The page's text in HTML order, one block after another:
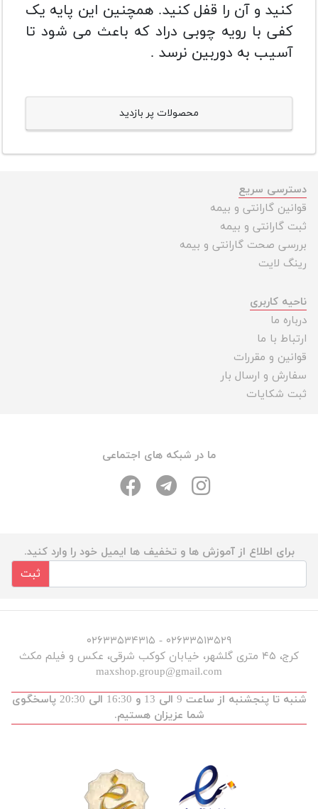
کنید و آن را قفل کنید. همچنین این پایه یک
کفی با رویه چوبی دراد که باعث می شود تا
آسیب به دوربین نرسد .
محصولات پر بازدید
دسترسی سریع
قوانین گارانتی و بیمه
ثبت گارانتی و بیمه
بررسی صحت گارانتی و بیمه
رینگ لایت
ناحیه کاربری
درباره ما
ارتباط با ما
قوانین و مقررات
سفارش و ارسال بار
ثبت شکایات
ما در شبکه های اجتماعی
برای اطلاع از آموزش ها و تخفیف ها ایمیل خود را وارد کنید.
ثبت
۰۲۶۳۳۵۱۳۵۲۹ - ۰۲۶۳۳۵۳۴۳۱۵
کرج، ۴۵ متری گلشهر، خیابان کوکب شرقی، عکس و فیلم مکث
maxshop.group@gmail.com
شنبه تا پنجشنبه از ساعت 9 الی 13 و 16:30 الی 20:30 پاسخگوی
شما عزیزان هستیم.